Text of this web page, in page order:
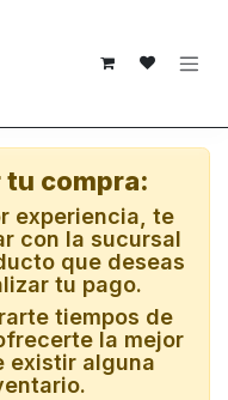
compra:
experiencia, te
con la sucursal
que deseas
tu pago.
tiempos de
la mejor
existir alguna